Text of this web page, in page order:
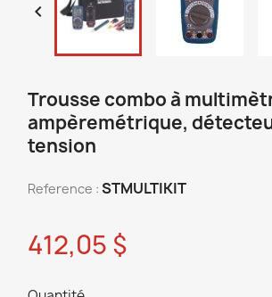

Trousse combo à
ampèremétrique,
tension
Reference : STMULTIKIT
412,05 $